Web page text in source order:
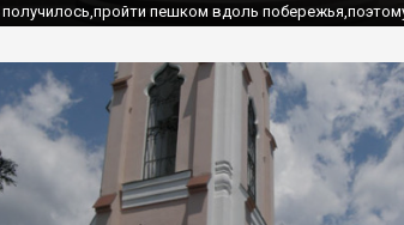
получилось,пройти пешком вдоль